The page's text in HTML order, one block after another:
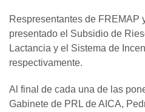
Respresentantes de FREMAP
presentado el Subsidio de
Lactancia y el Sistema de
respectivamente.
Al final de cada una de las
Gabinete de PRL de AICA,